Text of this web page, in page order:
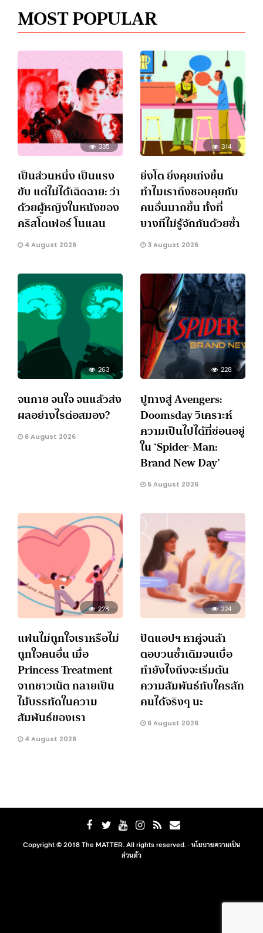
MOST POPULAR
335
เป็นส่วนหนึ่ง เป็นแรง
ขับ แต่ไม่ได้เฉิดฉาย: ว่า
ด้วยผู้หญิงในหนังของ
คริสโตเฟอร์ โนแลน
4 August 2026
314
ยิ่งโต ยิ่งคุยเก่งขึ้น
ทำไมเราถึงชอบคุยกับ
คนอื่นมากขึ้น ทั้งที่
บางทีไม่รู้จักกันด้วยซ้ำ
3 August 2026
263
จนกาย จนใจ จนแล้วส่ง
ผลอย่างไรต่อสมอง?
6 August 2026
228
ปูทางสู่ Avengers:
Doomsday วิเคราะห์
ความเป็นไปได้ที่ซ่อนอยู่
ใน ‘Spider-Man:
Brand New Day’
5 August 2026
228
แฟนไม่ถูกใจเราหรือไม่
ถูกใจคนอื่น เมื่อ
Princess Treatment
จากชาวเน็ต กลายเป็น
ไม้บรรทัดในความ
สัมพันธ์ของเรา
4 August 2026
224
ปัดแอปฯ หาคู่จนล้า
ตอบวนซ้ำเดิมจนเบื่อ
ทำยังไงถึงจะเริ่มต้น
ความสัมพันธ์กับใครสัก
คนได้จริงๆ นะ
6 August 2026
Copyright © 2018 The MATTER. All rights reserved. ·นโยบายความเป็น
ส่วนตัว